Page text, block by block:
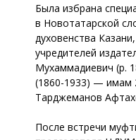
Была избрана
в Новотатарской
духовенства
учредителей
Мухаммадиевич (р.
(1860-1933) — имам
Тарджеманов
После встречи